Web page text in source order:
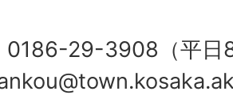
0186-29-3908（平日